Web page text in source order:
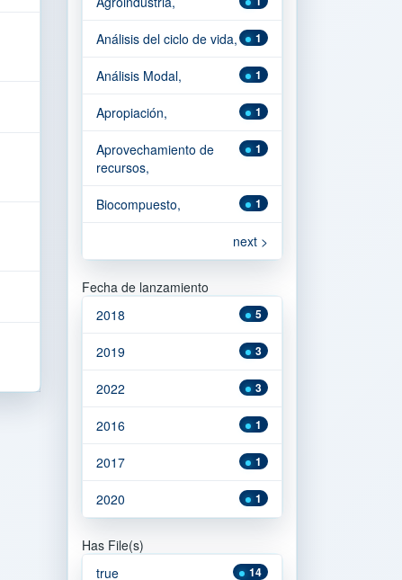
1
Análisis del ciclo de vida,
1
Análisis Modal,
1
Apropiación,
1
Aprovechamiento de
recursos,
1
Biocompuesto,
next >
Fecha de lanzamiento
5
2018
3
2019
3
2022
1
2016
1
2017
1
2020
Has File(s)
14
true